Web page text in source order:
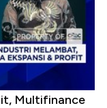
Multifinance